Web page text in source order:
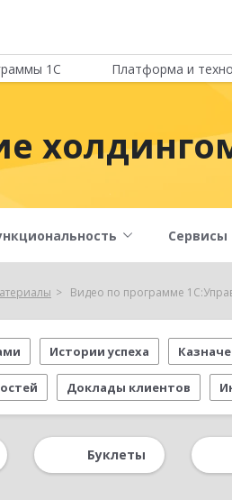
1С Платформа и
Сервисы
Видео по программе
Истории успеха
Доклады клиентов
Бухгалтерский и налоговый учет
Буклеты